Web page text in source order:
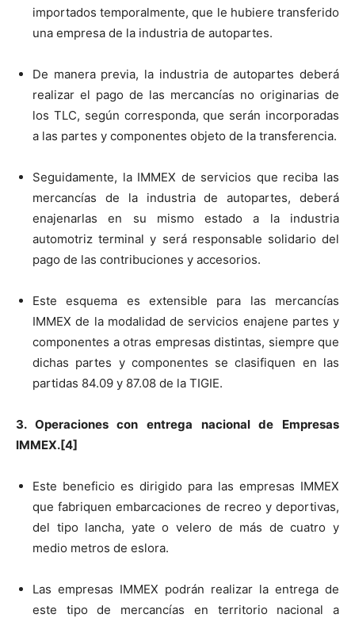
importados temporalmente, que le hubiere transferido
una empresa de la industria de autopartes.
De manera previa, la industria de autopartes deberá
realizar el pago de las mercancías no originarias de
los TLC, según corresponda, que serán incorporadas
a las partes y componentes objeto de la transferencia.
Seguidamente, la IMMEX de servicios que reciba las
mercancías de la industria de autopartes, deberá
enajenarlas en su mismo estado a la industria
automotriz terminal y será responsable solidario del
pago de las contribuciones y accesorios.
Este esquema es extensible para las mercancías
IMMEX de la modalidad de servicios enajene partes y
componentes a otras empresas distintas, siempre que
dichas partes y componentes se clasifiquen en las
partidas 84.09 y 87.08 de la TIGIE.
3. Operaciones con entrega nacional de Empresas
IMMEX.[4]
Este beneficio es dirigido para las empresas IMMEX
que fabriquen embarcaciones de recreo y deportivas,
del tipo lancha, yate o velero de más de cuatro y
medio metros de eslora.
Las empresas IMMEX podrán realizar la entrega de
este tipo de mercancías en territorio nacional a